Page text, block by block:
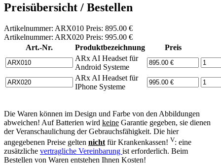
Preisübersicht / Bestellen
Artikelnummer: ARX010 Preis: 895.00 €
Artikelnummer: ARX020 Preis: 995.00 €
Art.-Nr.
Produktbezeichnung
Preis
ARx AI Headset für
Android Systeme
ARx AI Headset für
IPhone Systeme
Die Waren können im Design und Farbe von den Abbildungen
abweichen! Auf Batterien wird keine Garantie gegeben, sie dienen
der Veranschaulichung der Gebrauchsfähigkeit. Die hier
angegebenen Preise gelten nicht für Krankenkassen! V: eine
zusätzliche vertragliche Vereinbarung ist erforderlich. Beim
Bestellen von Waren entstehen Ihnen Kosten!